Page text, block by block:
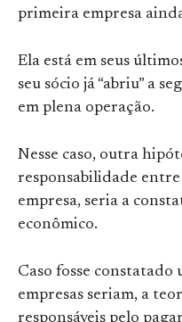
primeira empresa
Ela está em seus
seu sócio já “abriu” a
em plena operação.
Nesse caso, outra
responsabilidade
empresa, seria a
econômico.
Caso fosse constatado
empresas seriam, a
responsáveis pelo